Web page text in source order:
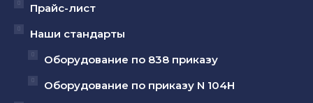
новом
окне
новом
окне
новом
окне
Прайс-лист
Наши стандарты
Оборудование по 838 приказу
Оборудование по приказу N 104Н